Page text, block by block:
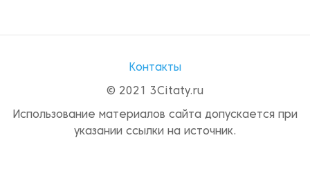
Контакты
© 2021 3Citaty.ru
Использование материалов сайта допускается при
указании ссылки на источник.